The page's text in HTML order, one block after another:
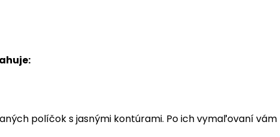
políčok s jasnými kontúrami. Po ich vymaľovaní